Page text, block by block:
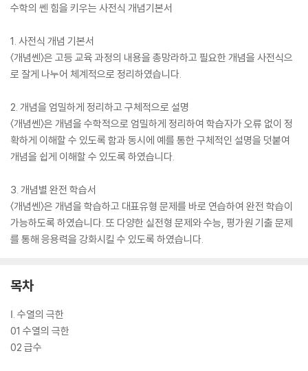
수학의 쎈 힘을 키우는 사전식 개념기본서
1. 사전식 개념 기본서
〈개념쎈〉은 고등 교육 과정의 내용을 총망라하고 필요한 개념을 사전식으
로 잘게 나누어 체계적으로 정리하였습니다.
2. 개념을 엄밀하게 정리하고 구체적으로 설명
〈개념쎈〉은 개념을 수학적으로 엄밀하게 정리하여 학습자가 오류 없이 정
확하게 이해할 수 있도록 함과 동시에 예를 통한 구체적인 설명을 덧붙여
개념을 쉽게 이해할 수 있도록 하였습니다.
3. 개념별 완전 학습서
〈개념쎈〉은 개념을 학습하고 대표유형 문제를 바로 연습하여 완전 학습이
가능하도록 하였습니다. 또 다양한 실전형 문제와 수능, 평가원 기출 문제
를 통해 응용력을 강화시킬 수 있도록 하였습니다.
목차
Ⅰ. 수열의 극한
01 수열의 극한
02 급수